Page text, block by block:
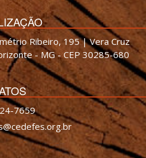
Ribeiro, 195 | Vera Cruz
- MG - CEP 30285-680
7659